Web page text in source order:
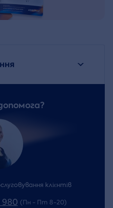
клієнтів
980 (Пн - Пт 8-20)